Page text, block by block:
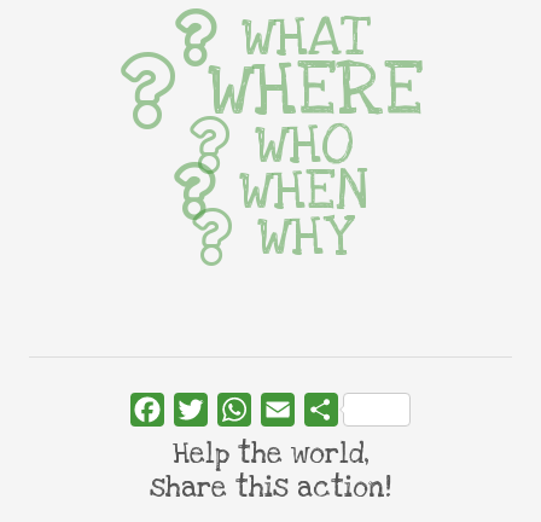
WHAT
WHERE
WHO
WHEN
WHY
FacebookTwitterWhatsApp
Email Share
Help the world,
share this action!